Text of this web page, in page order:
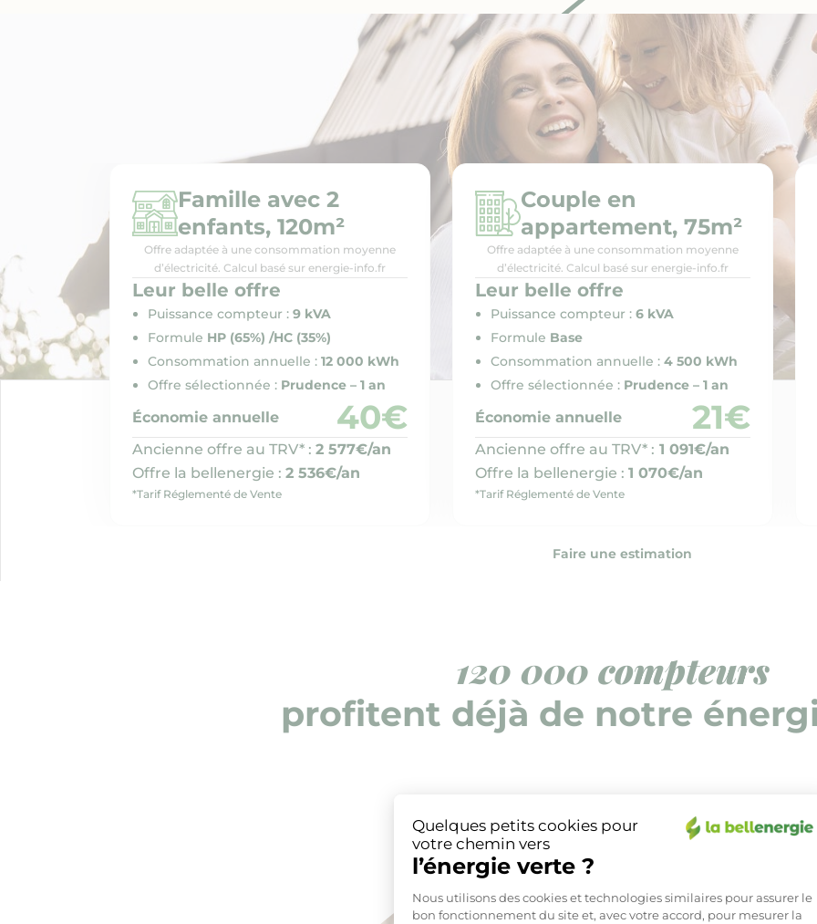
Quelques petits cookies pour
votre chemin vers
l’énergie verte ?
Plateforme de Gestion du
Nous utilisons des cookies et technologies similaires pour assurer le
bon fonctionnement du site et, avec votre accord, pour mesurer la
Famille avec 2
enfants, 120m²
Offre adaptée à une consommation moyenne
d’électricité. Calcul basé sur energie-info.fr
Leur belle offre
Puissance compteur : 9 kVA
Formule HP (65%) /HC (35%)
Consommation annuelle : 12 000 kWh
Offre sélectionnée : Prudence – 1 an
Économie annuelle 40€
Ancienne offre au TRV* : 2 577€/an
Offre la bellenergie : 2 536€/an
*Tarif Réglementé de Vente
Couple en
appartement, 75m²
Offre adaptée à une consommation moyenne
d’électricité. Calcul basé sur energie-info.fr
Leur belle offre
Puissance compteur : 6 kVA
Formule Base
Consommation annuelle : 4 500 kWh
Offre sélectionnée : Prudence – 1 an
Économie annuelle 21€
Ancienne offre au TRV* : 1 091€/an
Offre la bellenergie : 1 070€/an
*Tarif Réglementé de Vente
Faire une estimation
120 000 compteurs
profitent déjà de notre